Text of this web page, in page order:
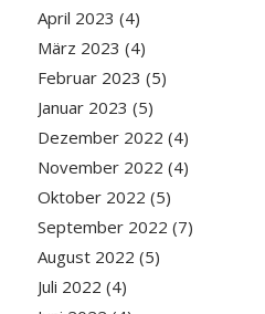
April 2023 (4)
März 2023 (4)
Februar 2023 (5)
Januar 2023 (5)
Dezember 2022 (4)
November 2022 (4)
Oktober 2022 (5)
September 2022 (7)
August 2022 (5)
Juli 2022 (4)